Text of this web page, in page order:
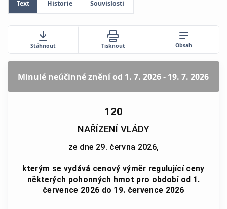
Text Historie Souvislosti
Stáhnout Tisknout Obsah
Minulé neúčinné zněníod 1. 7. 2026 - 19. 7. 2026
120
NAŘÍZENÍ VLÁDY
ze dne 29. června 2026,
kterým se vydává cenový výměr regulující ceny
některých pohonných hmot pro období od 1.
července 2026 do 19. července 2026